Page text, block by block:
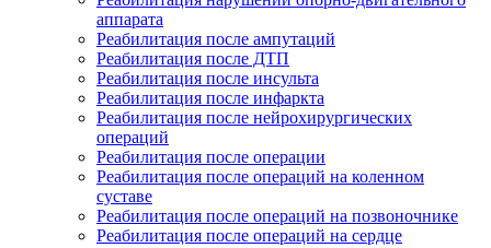
аппарата
Реабилитация после ампутаций
Реабилитация после ДТП
Реабилитация после инсульта
Реабилитация после инфаркта
Реабилитация после нейрохирургических
операций
Реабилитация после операции
Реабилитация после операций на коленном
суставе
Реабилитация после операций на позвоночнике
Реабилитация после операций на сердце